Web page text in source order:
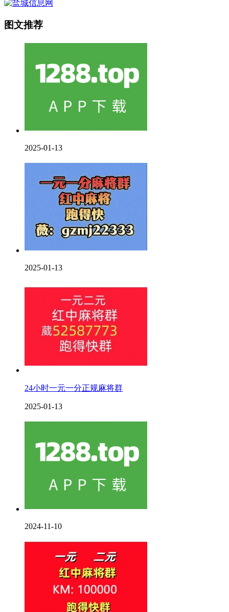
图文推荐
2025-01-13
2025-01-13
24小时一元一分正规麻将群
2025-01-13
2024-11-10